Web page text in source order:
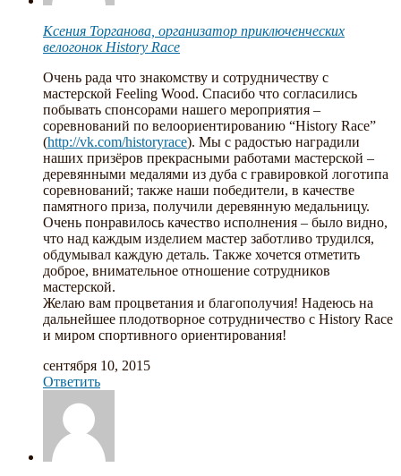
Ксения Торганова, организатор приключенческих
велогонок History Race
Очень рада что знакомству и сотрудничеству с
мастерской Feeling Wood. Спасибо что согласились
побывать спонсорами нашего мероприятия –
соревнований по велоориентированию “History Race”
(http://vk.com/historyrace). Мы с радостью наградили
наших призёров прекрасными работами мастерской –
деревянными медалями из дуба с гравировкой логотипа
соревнований; также наши победители, в качестве
памятного приза, получили деревянную медальницу.
Очень понравилось качество исполнения – было видно,
что над каждым изделием мастер заботливо трудился,
обдумывал каждую деталь. Также хочется отметить
доброе, внимательное отношение сотрудников
мастерской.
Желаю вам процветания и благополучия! Надеюсь на
дальнейшее плодотворное сотрудничество с History Race
и миром спортивного ориентирования!
сентября 10, 2015
Ответить